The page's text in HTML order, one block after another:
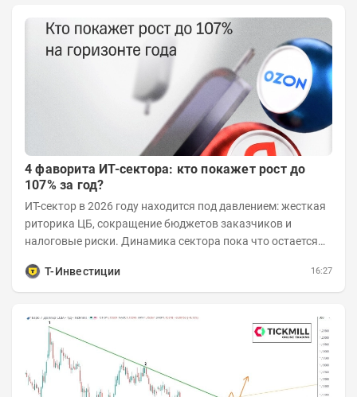
4 фаворита ИТ-сектора: кто покажет рост до
107% за год?
ИТ-сектор в 2026 году находится под давлением: жесткая
риторика ЦБ, сокращение бюджетов заказчиков и
налоговые риски. Динамика сектора пока что остается
Т-Инвестиции
16:27